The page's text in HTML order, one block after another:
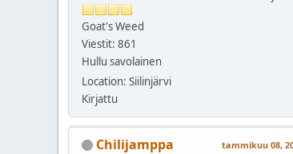
Goat's Weed
Viestit: 861
Hullu savolainen
Location: Siilinjärvi
Kirjattu
Chilijamppa tammikuu 08,